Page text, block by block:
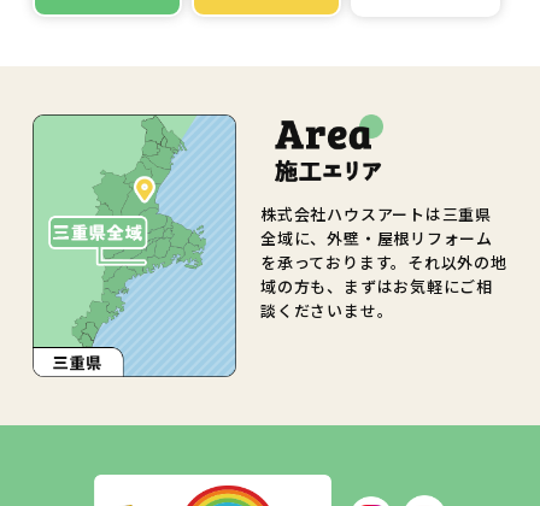
株式会社ハウスアートは三重県
全域に、外壁・屋根リフォーム
を承っております。それ以外の地
域の方も、まずはお気軽にご相
談くださいませ。